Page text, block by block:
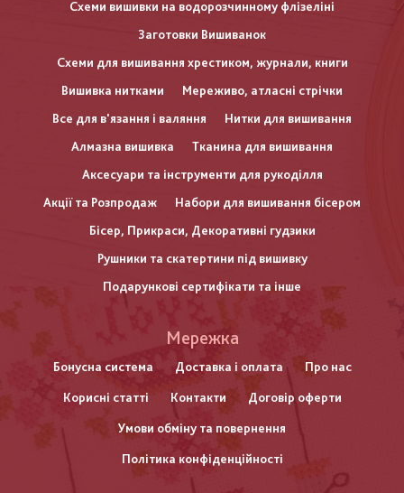
Схеми вишивки на водорозчинному флізеліні
Заготовки Вишиванок
Схеми для вишивання хрестиком, журнали, книги
Вишивка нитками
Мереживо, атласні стрічки
Все для в'язання і валяння
Нитки для вишивання
Алмазна вишивка
Тканина для вишивання
Аксесуари та інструменти для рукоділля
Акції та Розпродаж
Набори для вишивання бісером
Бісер, Прикраси, Декоративні гудзики
Рушники та скатертини під вишивку
Подарункові сертифікати та інше
нижнього
колонтитулу
Мережка
Бонусна система Доставка і оплата Про нас
Корисні статті Контакти Договір оферти
Умови обміну та повернення
Політика конфіденційності